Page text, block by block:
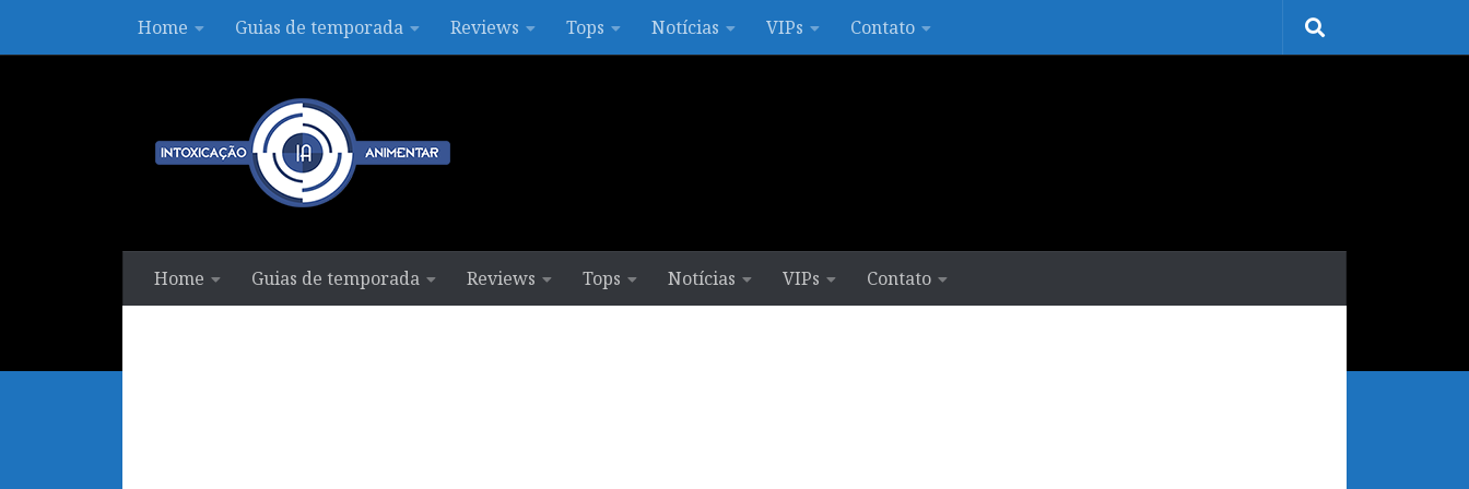
Skip to contentHome Guias de temporada Reviews Tops Notícias VIPs Contato
Home Guias de temporada Reviews Tops Notícias VIPs Contato